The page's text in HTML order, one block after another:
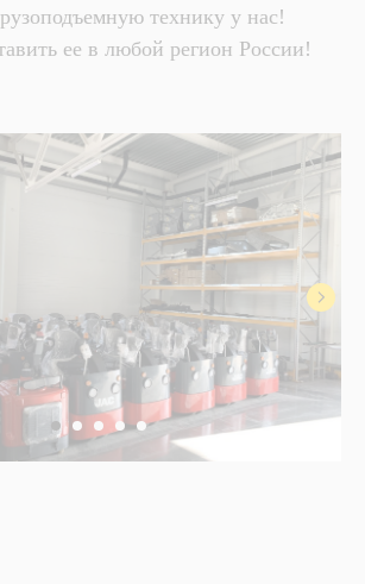
технику у нас!
ее в любой регион России!